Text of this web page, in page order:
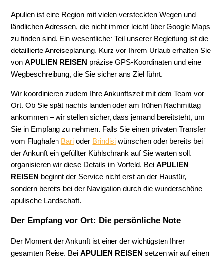
Apulien ist eine Region mit vielen versteckten Wegen und
ländlichen Adressen, die nicht immer leicht über Google Maps
zu finden sind. Ein wesentlicher Teil unserer Begleitung ist die
detaillierte Anreiseplanung. Kurz vor Ihrem Urlaub erhalten Sie
vonAPULIEN REISEN präzise GPS-Koordinaten und eine
Wegbeschreibung, die Sie sicher ans Ziel führt.
Wir koordinieren zudem Ihre Ankunftszeit mit dem Team vor
Ort. Ob Sie spät nachts landen oder am frühen Nachmittag
ankommen – wir stellen sicher, dass jemand bereitsteht, um
Sie in Empfang zu nehmen. Falls Sie einen privaten Transfer
vom Flughafen Bari oder Brindisi wünschen oder bereits bei
der Ankunft ein gefüllter Kühlschrank auf Sie warten soll,
organisieren wir diese Details im Vorfeld. BeiAPULIEN
REISEN beginnt der Service nicht erst an der Haustür,
sondern bereits bei der Navigation durch die wunderschöne
apulische Landschaft.
Der Empfang vor Ort: Die persönliche Note
Der Moment der Ankunft ist einer der wichtigsten Ihrer
gesamten Reise. BeiAPULIEN REISEN setzen wir auf einen